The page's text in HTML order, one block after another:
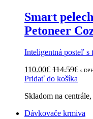
Smart
Petoneer
Inteligentná posteľ s
110.00€ 114.59€ s
Pridať do košíka
Skladom na
Dávkovače krmiva